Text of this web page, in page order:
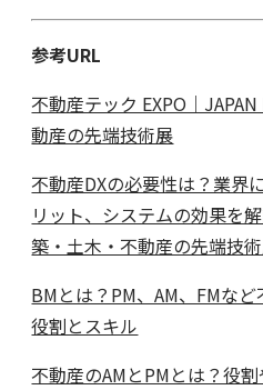
参考URL
不動産テック EXPO｜
動産の先端技術展
不動産DXの必要性は？業界
リット、システムの効果を
築・土木・不動産の先端技
BMとは？PM、AM、FMな
役割とスキル
不動産のAMとPMとは？役